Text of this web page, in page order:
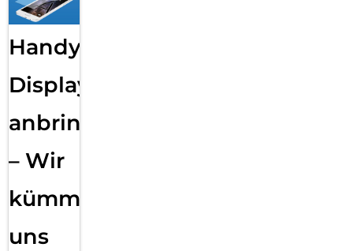
Handy
Displayfolie
anbringen
– Wir
kümmern
uns